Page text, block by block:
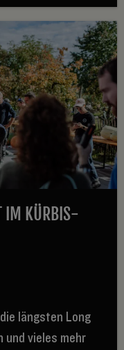
IM KÜRBIS-
längsten Long
und vieles mehr